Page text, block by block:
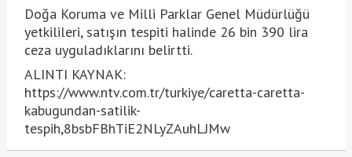
Doğa Koruma ve Milli Parklar Genel Müdürlüğü
yetkilileri, satışın tespiti halinde 26 bin 390 lira
ceza uyguladıklarını belirtti.
ALINTI KAYNAK:
https://www.ntv.com.tr/turkiye/caretta-caretta-
kabugundan-satilik-
tespih,8bsbFBhTiE2NLyZAuhLJMw